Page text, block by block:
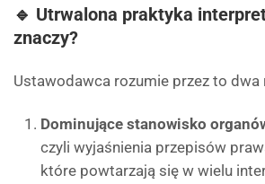
🔹 Utrwalona praktyka
znaczy?
Ustawodawca rozumie przez to dwa
Dominujące stanowisko
czyli wyjaśnienia przepisów
które powtarzają się w wielu